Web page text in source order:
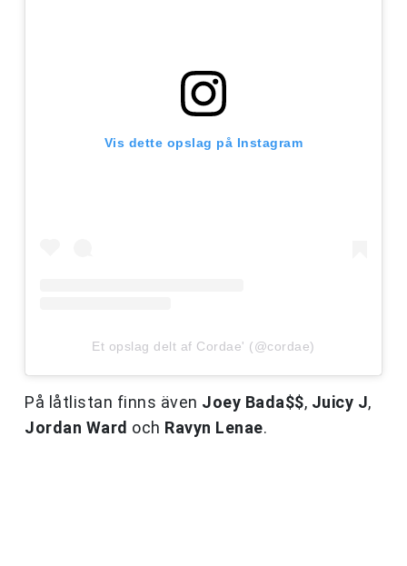
Vis dette opslag på Instagram
Et opslag delt af Cordae' (@cordae)
På låtlistan finns även Joey Bada$$, Juicy J,
Jordan Ward och Ravyn Lenae.